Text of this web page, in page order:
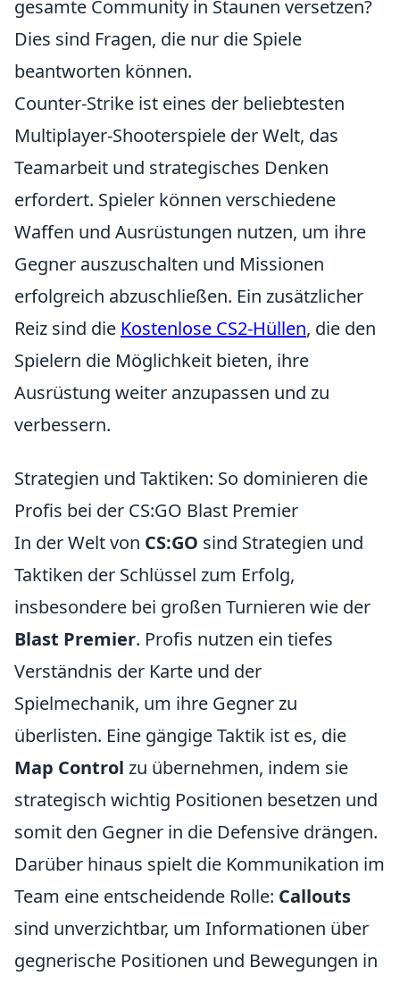
gesamte Community in Staunen versetzen?
Dies sind Fragen, die nur die Spiele
beantworten können.
Counter-Strike ist eines der beliebtesten
Multiplayer-Shooterspiele der Welt, das
Teamarbeit und strategisches Denken
erfordert. Spieler können verschiedene
Waffen und Ausrüstungen nutzen, um ihre
Gegner auszuschalten und Missionen
erfolgreich abzuschließen. Ein zusätzlicher
Reiz sind die Kostenlose CS2-Hüllen, die den
Spielern die Möglichkeit bieten, ihre
Ausrüstung weiter anzupassen und zu
verbessern.
Strategien und Taktiken: So dominieren die
Profis bei der CS:GO Blast Premier
In der Welt von CS:GO sind Strategien und
Taktiken der Schlüssel zum Erfolg,
insbesondere bei großen Turnieren wie der
Blast Premier. Profis nutzen ein tiefes
Verständnis der Karte und der
Spielmechanik, um ihre Gegner zu
überlisten. Eine gängige Taktik ist es, die
Map Control zu übernehmen, indem sie
strategisch wichtig Positionen besetzen und
somit den Gegner in die Defensive drängen.
Darüber hinaus spielt die Kommunikation im
Team eine entscheidende Rolle: Callouts
sind unverzichtbar, um Informationen über
gegnerische Positionen und Bewegungen in